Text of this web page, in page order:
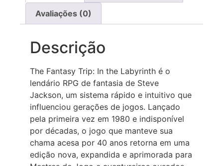
Avaliações (0)
Descrição
The Fantasy Trip: In the Labyrinth é o
lendário RPG de fantasia de Steve
Jackson, um sistema rápido e intuitivo que
influenciou gerações de jogos. Lançado
pela primeira vez em 1980 e indisponível
por décadas, o jogo que manteve sua
chama acesa por 40 anos retorna em uma
edição nova, expandida e aprimorada para